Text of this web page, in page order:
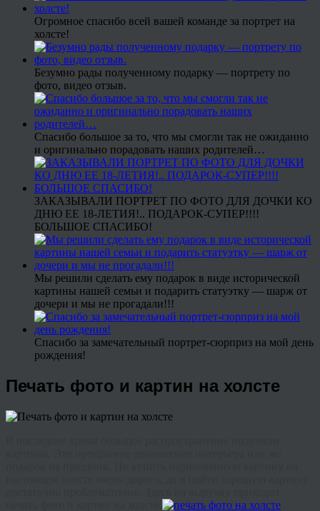
Огромное спасибо всей вашей команде за портрет на
холсте!
Безумно рады полученному подарку — портрету по
фото, видео отзыв.
Спасибо большое за то, что мы смогли так не ожиданно
и оригинально порадовать наших родителей…
ЗАКАЗЫВАЛИ ПОРТРЕТ ПО ФОТО ДЛЯ ДОЧКИ КО
ДНЮ ЕЕ 18-ЛЕТИЯ!.. ПОДАРОК-СУПЕР!!!!
БОЛЬШОЕ СПАСИБО!
Мы решили сделать ему подарок в виде исторической
картины нашей семьи и подарить статуэтку — шарж от
дочери и мы не прогадали!!!
Спасибо за замечательный портрет-сюрприз на мой день
рождения!
Печать фото и картин на холсте